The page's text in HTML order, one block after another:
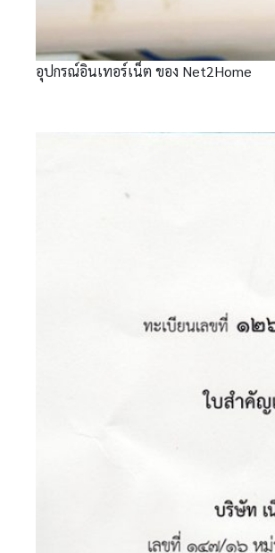
อุปกรณ์อินเทอร์เน็ต ของ Net2Home